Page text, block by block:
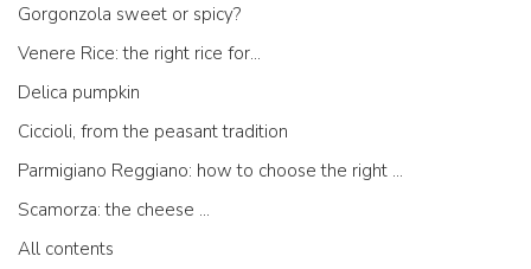
Gorgonzola sweet or spicy?
Venere Rice: the right rice for...
Delica pumpkin
Ciccioli, from the peasant tradition
Parmigiano Reggiano: how to choose the right one
Scamorza: the cheese ...
All contents